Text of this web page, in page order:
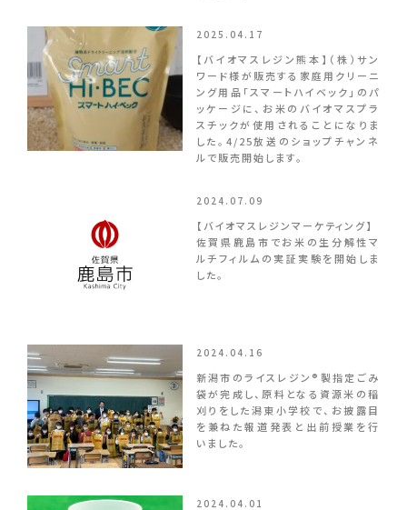
2025.04.17
【バイオマスレジン熊本】（株）サン
ワード様が販売する家庭用クリーニ
ング用品「スマートハイベック」のパ
ッケージに、お米のバイオマスプラ
スチックが使用されることになりま
した。4/25放送のショップチャンネ
ルで販売開始します。
2024.07.09
【バイオマスレジンマーケティング】
佐賀県鹿島市でお米の生分解性マ
ルチフィルムの実証実験を開始しま
した。
2024.04.16
新潟市のライスレジン®製指定ごみ
袋が完成し、原料となる資源米の稲
刈りをした潟東小学校で、お披露目
を兼ねた報道発表と出前授業を行
いました。
2024.04.01